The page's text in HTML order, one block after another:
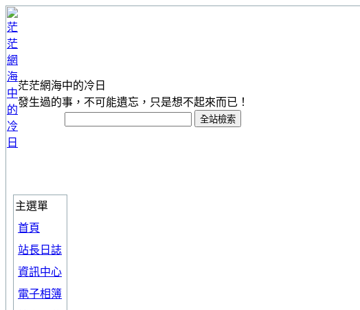
茫茫網海中的冷日
發生過的事，不可能遺忘，只是想不起來而已！
主選單
首頁
站長日誌
資訊中心
電子相簿